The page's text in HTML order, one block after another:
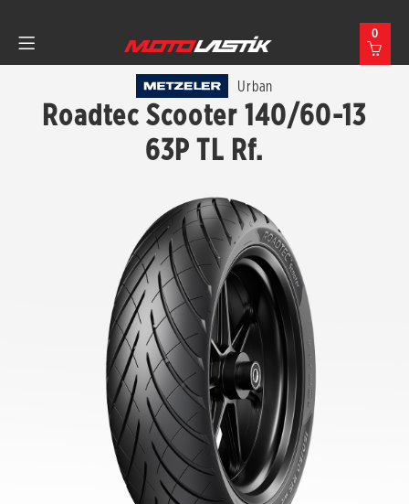
0
Urban
Roadtec Scooter 140/60-13
63P TL Rf.